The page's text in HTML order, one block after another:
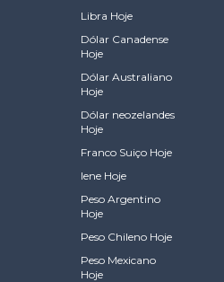
Libra Hoje
Dólar Canadense
Hoje
Dólar Australiano
Hoje
Dólar neozelandes
Hoje
Franco Suiço Hoje
Iene Hoje
Peso Argentino
Hoje
Peso Chileno Hoje
Peso Mexicano
Hoje